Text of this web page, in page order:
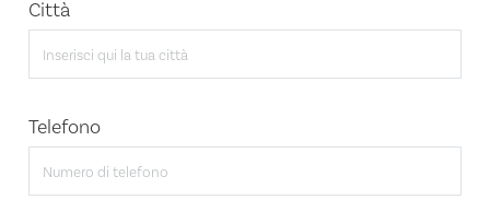
Città
Telefono